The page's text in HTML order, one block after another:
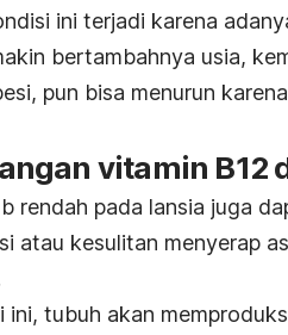
ini terjadi karena
bertambahnya usia,
pun bisa menurun
vitamin B12
rendah pada lansia juga
atau kesulitan menyerap
ini, tubuh akan